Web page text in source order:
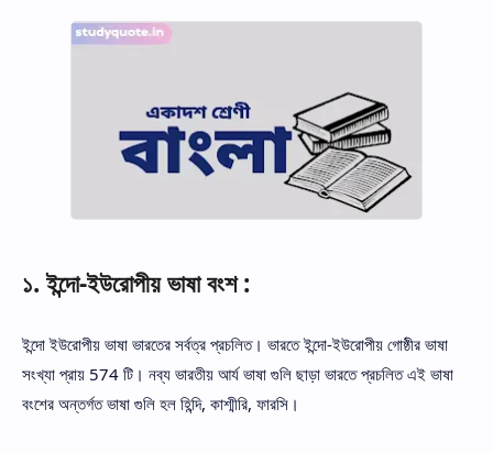
১. ইন্দো-ইউরোপীয় ভাষা বংশ :
ইন্দো ইউরোপীয় ভাষা ভারতের সর্বত্র প্রচলিত। ভারতে ইন্দো-ইউরোপীয় গোষ্ঠীর ভাষা
সংখ্যা প্রায় 574 টি। নব্য ভারতীয় আর্য ভাষা গুলি ছাড়া ভারতে প্রচলিত এই ভাষা
বংশের অন্তর্গত ভাষা গুলি হল হিন্দি, কাশ্মীরি, ফারসি।